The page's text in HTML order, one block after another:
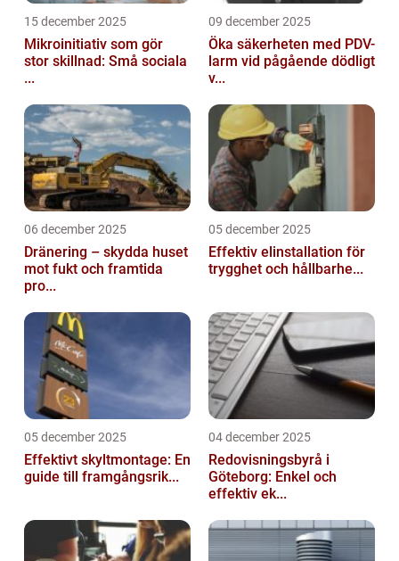
15 december 2025
Mikroinitiativ som gör
stor skillnad: Små sociala
...
09 december 2025
Öka säkerheten med PDV-
larm vid pågående dödligt
v...
06 december 2025
Dränering – skydda huset
mot fukt och framtida
pro...
05 december 2025
Effektiv elinstallation för
trygghet och hållbarhe...
05 december 2025
Effektivt skyltmontage: En
guide till framgångsrik...
04 december 2025
Redovisningsbyrå i
Göteborg: Enkel och
effektiv ek...